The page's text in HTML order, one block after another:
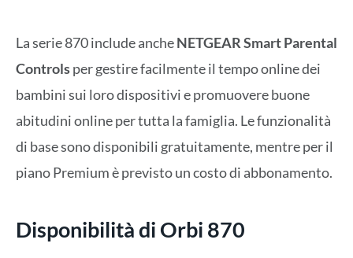
La serie 870 include ancheNETGEAR Smart Parental
Controlsper gestire facilmente il tempo online dei
bambini sui loro dispositivi e promuovere buone
abitudini online per tutta la famiglia. Le funzionalità
di base sono disponibili gratuitamente, mentre per il
piano Premium è previsto un costo di abbonamento.
Disponibilità di Orbi 870